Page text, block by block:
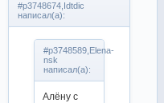
#p3748674,Idtdic
написал(а):
#p3748589,Elena-
nsk
написал(а):
Алёну с